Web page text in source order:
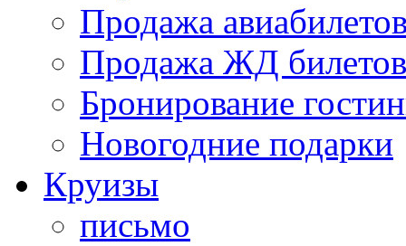
Продажа
Продажа ЖД билетов
Бронирование
Новогодние подарки
Круизы
письмо